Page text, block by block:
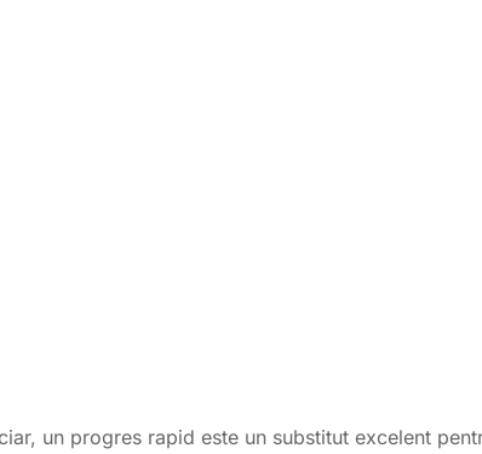
un progres rapid este un substitut excelent